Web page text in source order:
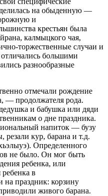
на обыденную —
и
крестьян была
калмыцкого чая,
торжественные случаи и
большими
разнообразные
отмечали рождение
— продолжателя рода.
и бабушка или дяди
о дне праздника.
напиток — бузу
кур, барана и т.д.
Определенного
не было. Он мог быть
ребенка, или
в
на праздник: корзину
живого барана.